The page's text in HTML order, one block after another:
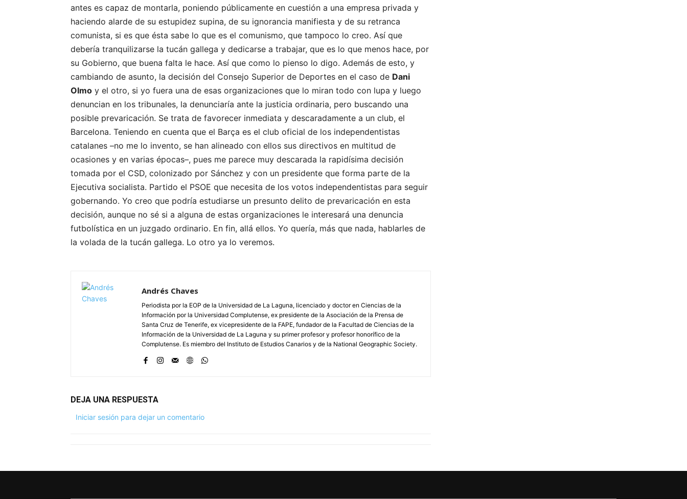
antes es capaz de montarla, poniendo públicamente en cuestión a una empresa privada y
haciendo alarde de su estupidez supina, de su ignorancia manifiesta y de su retranca
comunista, si es que ésta sabe lo que es el comunismo, que tampoco lo creo. Así que
debería tranquilizarse la tucán gallega y dedicarse a trabajar, que es lo que menos hace, por
su Gobierno, que buena falta le hace. Así que como lo pienso lo digo. Además de esto, y
cambiando de asunto, la decisión del Consejo Superior de Deportes en el caso de Dani
Olmo y el otro, si yo fuera una de esas organizaciones que lo miran todo con lupa y luego
denuncian en los tribunales, la denunciaría ante la justicia ordinaria, pero buscando una
posible prevaricación. Se trata de favorecer inmediata y descaradamente a un club, el
Barcelona. Teniendo en cuenta que el Barça es el club oficial de los independentistas
catalanes –no me lo invento, se han alineado con ellos sus directivos en multitud de
ocasiones y en varias épocas–, pues me parece muy descarada la rapidísima decisión
tomada por el CSD, colonizado por Sánchez y con un presidente que forma parte de la
Ejecutiva socialista. Partido el PSOE que necesita de los votos independentistas para seguir
gobernando. Yo creo que podría estudiarse un presunto delito de prevaricación en esta
decisión, aunque no sé si a alguna de estas organizaciones le interesará una denuncia
futbolística en un juzgado ordinario. En fin, allá ellos. Yo quería, más que nada, hablarles de
la volada de la tucán gallega. Lo otro ya lo veremos.
Andrés Chaves
Periodista por la EOP de la Universidad de La Laguna, licenciado y doctor en Ciencias de la
Información por la Universidad Complutense, ex presidente de la Asociación de la Prensa de
Santa Cruz de Tenerife, ex vicepresidente de la FAPE, fundador de la Facultad de Ciencias de la
Información de la Universidad de La Laguna y su primer profesor y profesor honorífico de la
Complutense. Es miembro del Instituto de Estudios Canarios y de la National Geographic Society.
DEJA UNA RESPUESTA
Iniciar sesión para dejar un comentario